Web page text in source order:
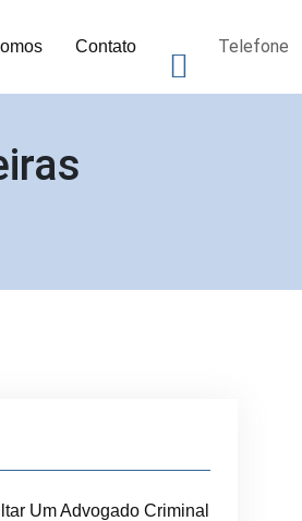
Contato Telefone
Um Advogado Criminal